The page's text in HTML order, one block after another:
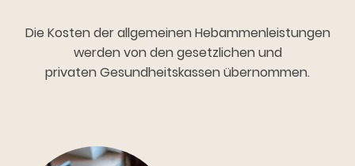
Die Kosten der allgemeinen Hebammenleistungen
werden von den gesetzlichen und
privaten Gesundheitskassen übernommen.